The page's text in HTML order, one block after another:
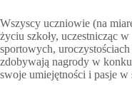
Wszyscy uczniowie (na
życiu szkoły, uczestnicząc
sportowych,
zdobywają nagrody w
swoje umiejętności i pasje w